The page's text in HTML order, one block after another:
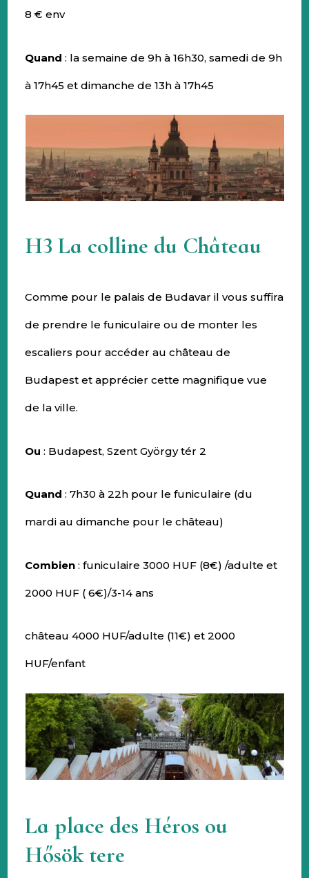
8 € env
Quand : la semaine de 9h à 16h30, samedi de 9h
à 17h45 et dimanche de 13h à 17h45
H3 La colline du Château
Comme pour le palais de Budavar il vous suffira
de prendre le funiculaire ou de monter les
escaliers pour accéder au château de
Budapest et apprécier cette magnifique vue
de la ville.
Ou: Budapest, Szent György tér 2
Quand : 7h30 à 22h pour le funiculaire (du
mardi au dimanche pour le château)
Combien : funiculaire 3000 HUF (8€) /adulte et
2000 HUF ( 6€)/3-14 ans
château 4000 HUF/adulte (11€) et 2000
HUF/enfant
La place des Héros ou
Hősök tere